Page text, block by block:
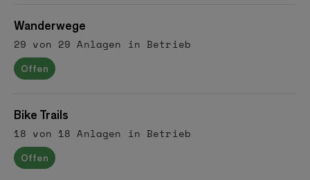
Wanderwege
29 von 29 Anlagen in Betrieb
Offen
Bike Trails
18 von 18 Anlagen in Betrieb
Offen